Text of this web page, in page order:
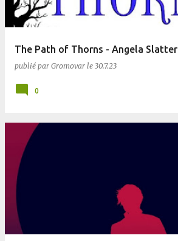
The Path of Thorns - Angela Slatter
publié par Gromovar le 30.7.23
0